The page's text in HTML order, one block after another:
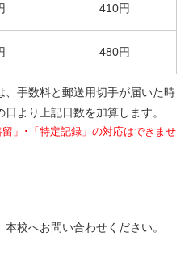
410円
480円
手数料と郵送用切手が届いた時
より上記日数を加算します。
」･「特定記録」の対応はできませ
校へお問い合わせください。